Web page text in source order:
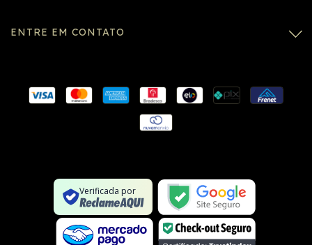
ENTRE EM CONTATO
Verificada por
Não é um site na lista negra
Google Safe Browsing